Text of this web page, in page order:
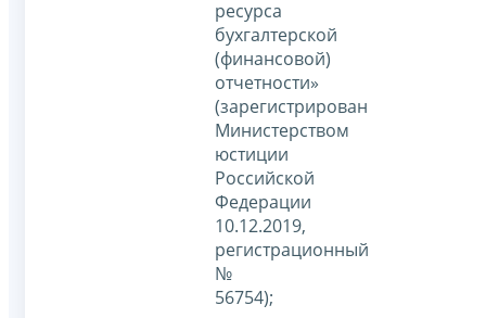
ресурса
бухгалтерской
(финансовой)
отчетности»
(зарегистрирован
Министерством
юстиции
Российской
Федерации
10.12.2019,
регистрационный
№
56754);